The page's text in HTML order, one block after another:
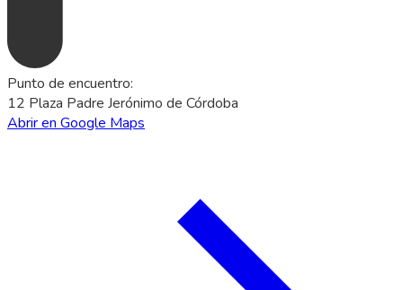
Punto de encuentro:
12 Plaza Padre Jerónimo de Córdoba
Abrir en Google Maps